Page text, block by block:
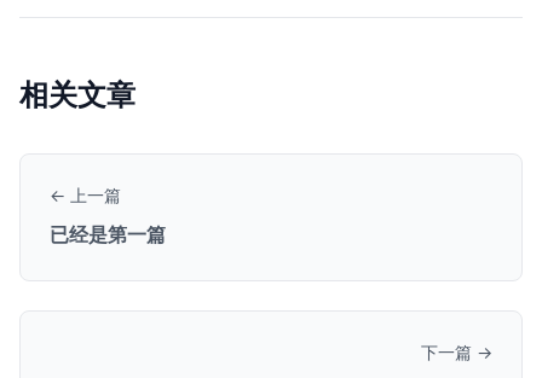
相关文章
← 上一篇
已经是第一篇
下一篇 →